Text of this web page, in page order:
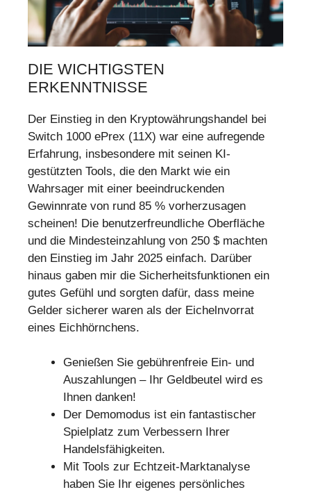
DIE WICHTIGSTEN
ERKENNTNISSE
Der Einstieg in den Kryptowährungshandel bei
Switch 1000 ePrex (11X) war eine aufregende
Erfahrung, insbesondere mit seinen KI-
gestützten Tools, die den Markt wie ein
Wahrsager mit einer beeindruckenden
Gewinnrate von rund 85 % vorherzusagen
scheinen! Die benutzerfreundliche Oberfläche
und die Mindesteinzahlung von 250 $ machten
den Einstieg im Jahr 2025 einfach. Darüber
hinaus gaben mir die Sicherheitsfunktionen ein
gutes Gefühl und sorgten dafür, dass meine
Gelder sicherer waren als der Eichelnvorrat
eines Eichhörnchens.
Genießen Sie gebührenfreie Ein- und
Auszahlungen – Ihr Geldbeutel wird es
Ihnen danken!
Der Demomodus ist ein fantastischer
Spielplatz zum Verbessern Ihrer
Handelsfähigkeiten.
Mit Tools zur Echtzeit-Marktanalyse
haben Sie Ihr eigenes persönliches